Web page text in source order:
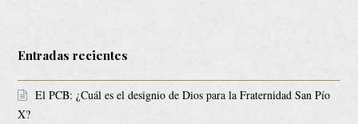
Entradas recientes
El PCB: ¿Cuál es el designio de Dios para la Fraternidad San Pío
X?